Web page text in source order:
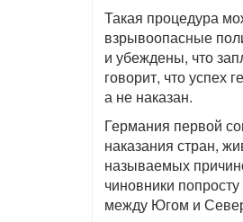
Такая процедура
взрывоопасные
и убеждены, что
говорит, что успех
а не наказан.
Германия первой
наказания стран,
называемых
чиновники
между Югом и